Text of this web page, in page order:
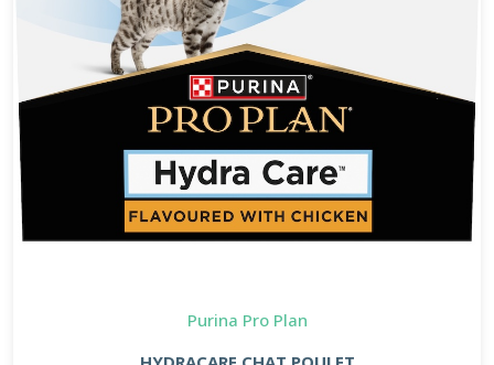
Purina Pro Plan